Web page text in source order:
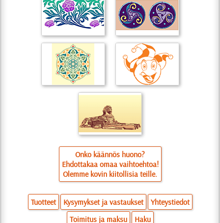
Onko käännös huono?
Ehdottakaa omaa vaihtoehtoa!
Olemme kovin kiitollisia teille.
Tuotteet Kysymykset ja vastaukset
Yhteystiedot
Toimitus ja maksu
Haku